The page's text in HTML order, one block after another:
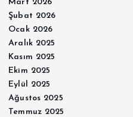
Mart 2026
Şubat 2026
Ocak 2026
Aralık 2025
Kasım 2025
Ekim 2025
Eylül 2025
Ağustos 2025
Temmuz 2025